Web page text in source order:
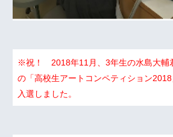
※祝！ 2018年11月、3年生の水島大輔
の「高校生アートコンペティション
入選しました。